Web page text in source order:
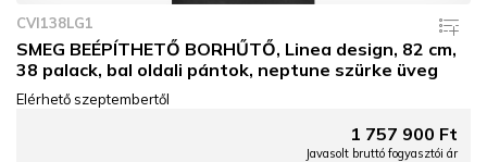
CVI138LG1
SMEG BEÉPÍTHETŐ BORHŰTŐ, Linea design, 82 cm,
38 palack, bal oldali pántok, neptune szürke üveg
Elérhető szeptembertől
1 757 900 Ft
Javasolt bruttó fogyasztói ár